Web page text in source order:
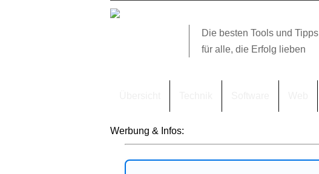
Die besten Tools und Tipps
für alle, die Erfolg lieben
Werbung & Infos: